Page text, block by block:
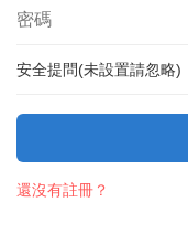
安全提問(未設置請忽略)
還沒有註冊？